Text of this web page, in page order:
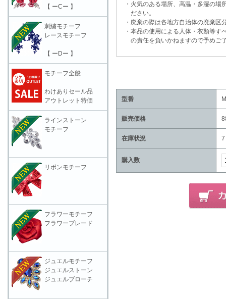
・火気のある場所、高温・多湿の場
ださい。
・廃棄の際は各地方自治体の廃棄区
・本品の使用による人体・衣類等す
の責任を負いかねますので予めご
型番
販売価格
在庫状況 7
購入数
【 ーCー 】
刺繍モチーフ
レースモチーフ
【 ーDー 】
モチーフ全般
わけありセール品
アウトレット特価
ラインストーン
モチーフ
リボンモチーフ
フラワーモチーフ
フラワーブレード
ジュエルモチーフ
ジュエルストーン
ジュエルブローチ